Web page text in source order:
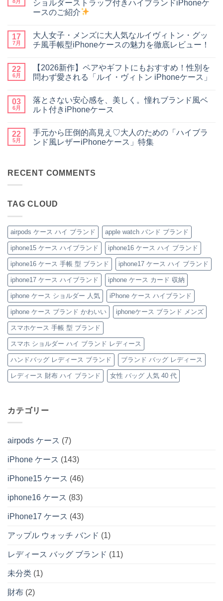
ショルダーストラップ付きハイブランドiPhoneケ
ースのご紹介
ら
で
お
♪】
収
＆
デ
ザ
性
抜
群！
ダ
ー
ッ
ハ
イ
ブ
ラ
ン
ド
iPhone
ケ
ー
ス
の
ご
紹
介
へ
の
ン
ト
は
り
ま
17
7月
大人女子・メンズに大人気なルイヴィトン・グッ
チ風手帳型iPhoneケースの魅力を徹底レビュー！
子・
メ
に
大
人
ル
イ
ヴ
グ
ッ
帳
ー
ス
の
魅
力
を
底
レ
ビ
ュ
ー！
へ
の
ト
は
あ
り
ま
22
6月
【2026新作】ペアやギフトにもおすすめ！性別を
問わず愛される「ルイ・ヴィトン iPhoneケース」
作】
ペ
ア
フ
ト
に
す
め！
問
さ
れ
る
「ル
イ・
ヴ
ト
ン
iPhone
ケ
ー
ス」
へ
の
ン
ト
は
あ
り
ま
03
6月
落とさない安心感を、美しく。憧れブランド風ベ
ルト付きiPhoneケース
さ
な
い
を、
美
れ
ド
風
ベ
ル
ト
付
iPhone
ケ
ー
ス
へ
の
ン
ト
は
り
22
5月
手元から圧倒的高見え♡大人のための「ハイブラ
ンド風レザーiPhoneケース」特集
ら
圧
見
人
の
た
め
の
「ハ
ブ
ラ
ン
ド
風
レ
ザ
ー
iPhone
ケ
ー
ス」
特
集
へ
ト
り
RECENT COMMENTS
TAG CLOUD
airpods ケース ハイ ブランド apple watch バンド ブランド
iphone15 ケース ハイブランド iphone16 ケース ハイ ブランド
iphone16 ケース 手帳 型 ブランド iphone17 ケース ハイ ブランド
iphone17 ケース ハイブランド iphone ケース カード 収納
iphone ケース ショルダー 人気 iPhone ケース ハイブランド
iphone ケース ブランド かわいい iphoneケース ブランド メンズ
スマホケース 手帳 型 ブランド
スマホ ショルダー ハイ ブランド レディース
ハンドバッグ レディース ブランド ブランド バッグ レディース
レディース 財布 ハイ ブランド 女性 バッグ 人気 40 代
カテゴリー
airpods ケース (7)
iPhone ケース (143)
iPhone15 ケース (46)
iphone16 ケース (83)
iPhone17 ケース (43)
アップル ウォッチ バンド (1)
レディース バッグ ブランド (11)
未分类 (1)
財布 (2)